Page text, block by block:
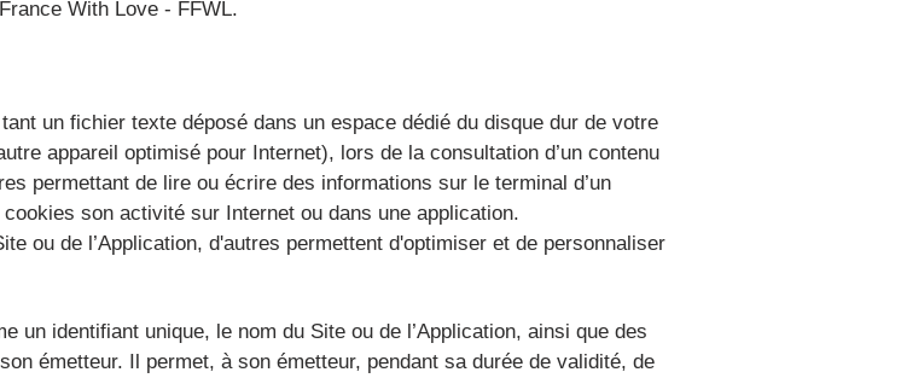
With Love - FFWL.
un fichier texte déposé dans un espace dédié du disque dur de votre
appareil optimisé pour Internet), lors de la consultation d’un contenu
permettant de lire ou écrire des informations sur le terminal d’un
son activité sur Internet ou dans une application.
ou de l’Application, d'autres permettent d'optimiser et de personnaliser
un identifiant unique, le nom du Site ou de l’Application, ainsi que des
émetteur. Il permet, à son émetteur, pendant sa durée de validité, de